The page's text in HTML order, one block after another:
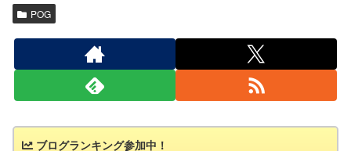
POG
ブログランキング参加中！